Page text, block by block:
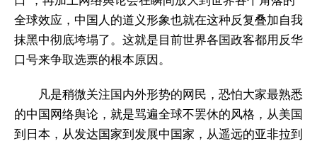
全球效应，中国人的道义形象也就在这种反复叠加自我
抹黑中彻底垮塌了。这就是目前世界各国政客都用反华
口号来争取选票的根本原因。
凡是稍微关注国内外形势的网民，恐怕大家最熟悉
的中国网络舆论，就是骂遍全球不罢休的风格，从美国
到日本，从发达国家到发展中国家，从遥远的亚非拉到